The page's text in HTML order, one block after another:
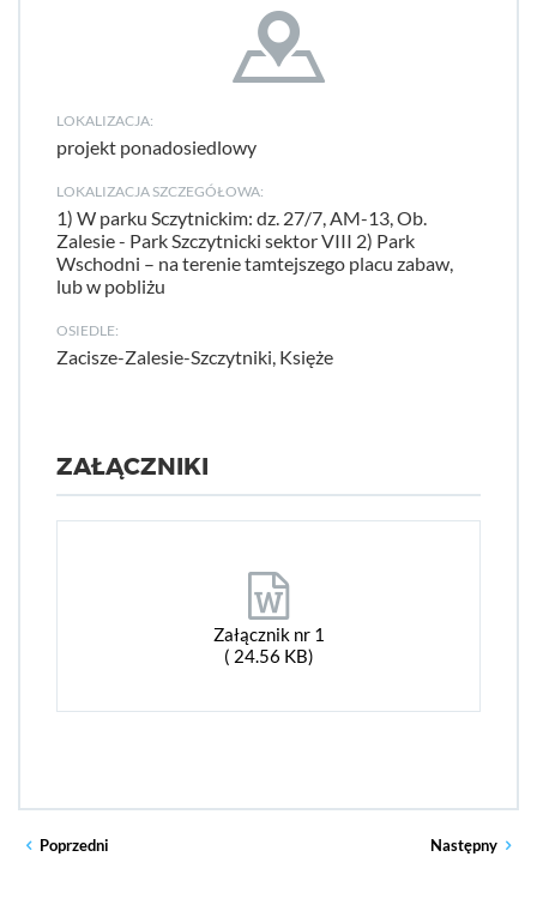
LOKALIZACJA:
projekt ponadosiedlowy
LOKALIZACJA SZCZEGÓŁOWA:
1) W parku Sczytnickim: dz. 27/7, AM-13, Ob.
Zalesie - Park Szczytnicki sektor VIII 2) Park
Wschodni – na terenie tamtejszego placu zabaw,
lub w pobliżu
OSIEDLE:
Zacisze-Zalesie-Szczytniki, Księże
ZAŁĄCZNIKI
Załącznik nr 1
( 24.56 KB)
Poprzedni Następny